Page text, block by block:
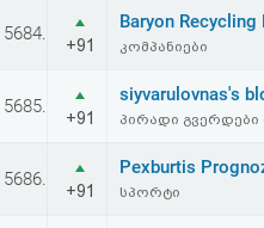
პაროლის
აღდგენა
HTML
5684.
+91
Baryon Recycling
კომპანიები
5685.
+91
siyvarulovnas's
პირადი
5686.
+91
Pexburtis
სპორტი